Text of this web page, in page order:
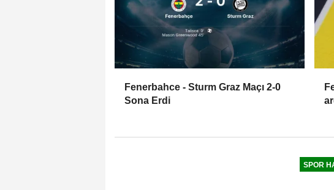
Fenerbahce - Sturm Graz Maçı 2-0
Sona Erdi
SPOR